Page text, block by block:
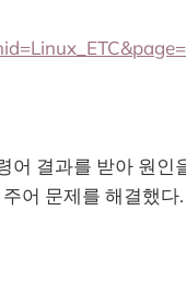
어 결과를 받아 원
어 문제를 해결했다.